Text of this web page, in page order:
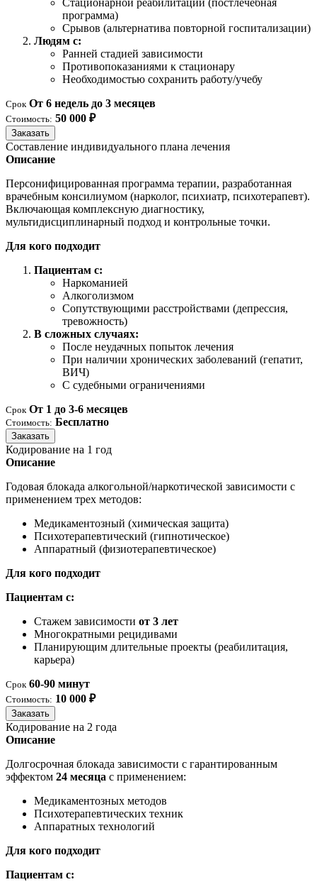
Стационарной реабилитации (постлечебная
программа)
Срывов (альтернатива повторной госпитализации)
Людям с:
Ранней стадией зависимости
Противопоказаниями к стационару
Необходимостью сохранить работу/учебу
Срок От 6 недель до 3 месяцев
Стоимость: 50 000 ₽
Заказать
Составление индивидуального плана лечения
Описание
Персонифицированная программа терапии, разработанная
врачебным консилиумом (нарколог, психиатр, психотерапевт).
Включающая комплексную диагностику,
мультидисциплинарный подход и контрольные точки.
Для кого подходит
Пациентам с:
Наркоманией
Алкоголизмом
Сопутствующими расстройствами (депрессия,
тревожность)
В сложных случаях:
После неудачных попыток лечения
При наличии хронических заболеваний (гепатит,
ВИЧ)
С судебными ограничениями
Срок От 1 до 3-6 месяцев
Стоимость: Бесплатно
Заказать
Кодирование на 1 год
Описание
Годовая блокада алкогольной/наркотической зависимости с
применением трех методов:
Медикаментозный (химическая защита)
Психотерапевтический (гипнотическое)
Аппаратный (физиотерапевтическое)
Для кого подходит
Пациентам с:
Стажем зависимости от 3 лет
Многократными рецидивами
Планирующим длительные проекты (реабилитация,
карьера)
Срок 60-90 минут
Стоимость: 10 000 ₽
Заказать
Кодирование на 2 года
Описание
Долгосрочная блокада зависимости с гарантированным
эффектом 24 месяца с применением:
Медикаментозных методов
Психотерапевтических техник
Аппаратных технологий
Для кого подходит
Пациентам с: